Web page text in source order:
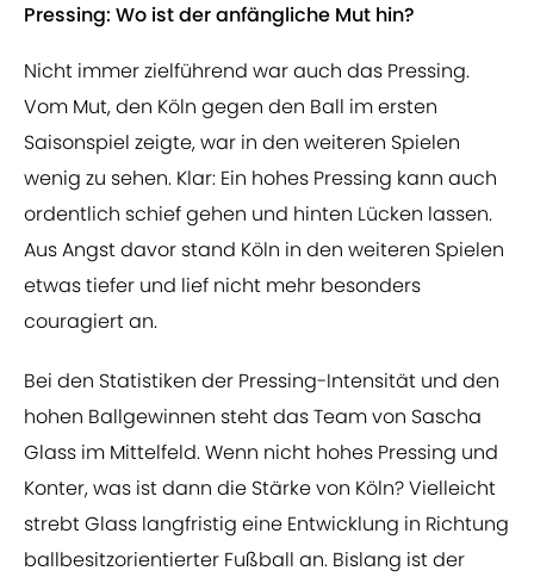
Pressing: Wo ist der anfängliche Mut hin?
Nicht immer zielführend war auch das Pressing.
Vom Mut, den Köln gegen den Ball im ersten
Saisonspiel zeigte, war in den weiteren Spielen
wenig zu sehen. Klar: Ein hohes Pressing kann auch
ordentlich schief gehen und hinten Lücken lassen.
Aus Angst davor stand Köln in den weiteren Spielen
etwas tiefer und lief nicht mehr besonders
couragiert an.
Bei den Statistiken der Pressing-Intensität und den
hohen Ballgewinnen steht das Team von Sascha
Glass im Mittelfeld. Wenn nicht hohes Pressing und
Konter, was ist dann die Stärke von Köln? Vielleicht
strebt Glass langfristig eine Entwicklung in Richtung
ballbesitzorientierter Fußball an. Bislang ist der